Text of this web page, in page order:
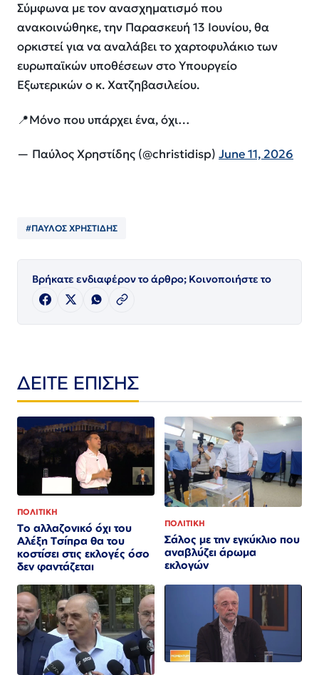
Σύμφωνα με τον ανασχηματισμό που
ανακοινώθηκε, την Παρασκευή 13 Ιουνίου, θα
ορκιστεί για να αναλάβει το χαρτοφυλάκιο των
ευρωπαϊκών υποθέσεων στο Υπουργείο
Εξωτερικών ο κ. Χατζηβασιλείου.
📍Μόνο που υπάρχει ένα, όχι…
— Παύλος Χρηστίδης (@christidisp) June 11, 2026
#ΠΑΥΛΟΣ ΧΡΗΣΤΙΔΗΣ
Βρήκατε ενδιαφέρον το άρθρο; Κοινοποιήστε το
ΔΕΙΤΕ ΕΠΙΣΗΣ
ΠΟΛΙΤΙΚΗ
Το αλλαζονικό όχι του
Αλέξη Τσίπρα θα του
κοστίσει στις εκλογές όσο
δεν φαντάζεται
ΠΟΛΙΤΙΚΗ
Σάλος με την εγκύκλιο που
αναβλύζει άρωμα
εκλογών